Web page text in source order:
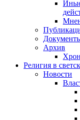
Архив
Религия в
Новости